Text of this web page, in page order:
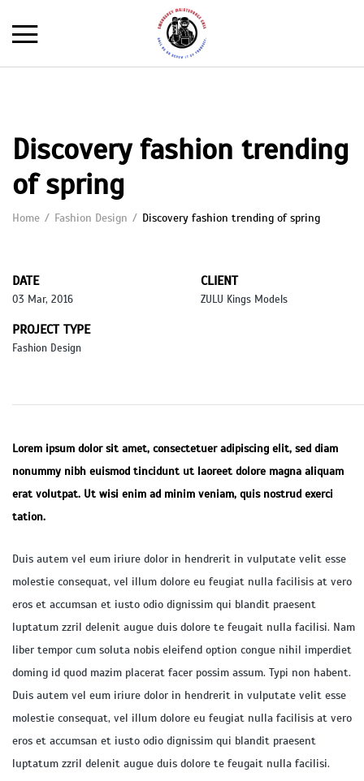
Discovery fashion trending
of spring
Home Fashion Design Discovery fashion trending of spring
DATE
03 Mar, 2016
CLIENT
ZULU Kings Models
PROJECT TYPE
Fashion Design
Lorem ipsum dolor sit amet, consectetuer adipiscing elit, sed diam
nonummy nibh euismod tincidunt ut laoreet dolore magna aliquam
erat volutpat. Ut wisi enim ad minim veniam, quis nostrud exerci
tation.
Duis autem vel eum iriure dolor in hendrerit in vulputate velit esse
molestie consequat, vel illum dolore eu feugiat nulla facilisis at vero
eros et accumsan et iusto odio dignissim qui blandit praesent
luptatum zzril delenit augue duis dolore te feugait nulla facilisi. Nam
liber tempor cum soluta nobis eleifend option congue nihil imperdiet
doming id quod mazim placerat facer possim assum. Typi non habent.
Duis autem vel eum iriure dolor in hendrerit in vulputate velit esse
molestie consequat, vel illum dolore eu feugiat nulla facilisis at vero
eros et accumsan et iusto odio dignissim qui blandit praesent
luptatum zzril delenit augue duis dolore te feugait nulla facilisi.